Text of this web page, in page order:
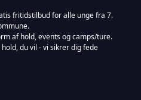
fritidstilbud for alle unge fra 7.
af hold, events og camps/ture.
du vil - vi sikrer dig fede